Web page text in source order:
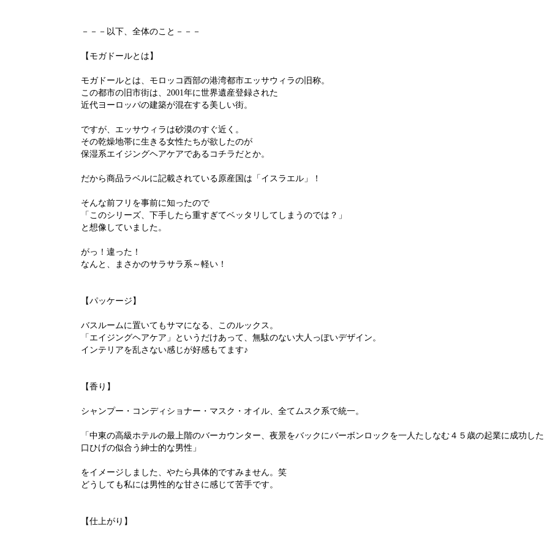
－－－以下、全体のこと－－－
【モガドールとは】
モガドールとは、モロッコ西部の港湾都市エッサウィラの旧称。
この都市の旧市街は、2001年に世界遺産登録された
近代ヨーロッパの建築が混在する美しい街。
ですが、エッサウィラは砂漠のすぐ近く。
その乾燥地帯に生きる女性たちが欲したのが
保湿系エイジングヘアケアであるコチラだとか。
だから商品ラベルに記載されている原産国は「イスラエル」！
そんな前フリを事前に知ったので
「このシリーズ、下手したら重すぎてベッタリしてしまうのでは？」
と想像していました。
がっ！違った！
なんと、まさかのサラサラ系～軽い！
【パッケージ】
バスルームに置いてもサマになる、このルックス。
「エイジングヘアケア」というだけあって、無駄のない大人っぽいデザイン。
インテリアを乱さない感じが好感もてます♪
【香り】
シャンプー・コンディショナー・マスク・オイル、全てムスク系で統一。
「中東の高級ホテルの最上階のバーカウンター、夜景をバックにバーボンロックを一人たしなむ４５歳の起業に成功した
口ひげの似合う紳士的な男性」
をイメージしました、やたら具体的ですみません。笑
どうしても私には男性的な甘さに感じて苦手です。
【仕上がり】